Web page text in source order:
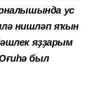
ус
нишләп яҡын
яҙҙарым
был